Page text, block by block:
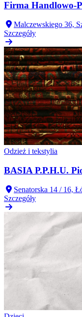
Firma Handlowo-
Malczewskiego 36,
Szczegóły
Odzież i tekstylia
BASIA P.P.H.U.
Senatorska 14 / 16,
Szczegóły